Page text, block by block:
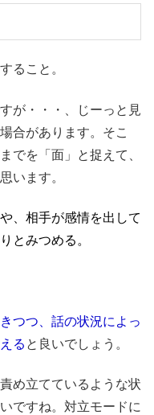
ること。
が・・・、じーっと見
合があります。そこ
でを「面」と捉えて、
います。
、相手が感情を出して
とみつめる。
つつ、話の状況によっ
る と良いでしょう。
め立てているような状
ですね。対立モードに